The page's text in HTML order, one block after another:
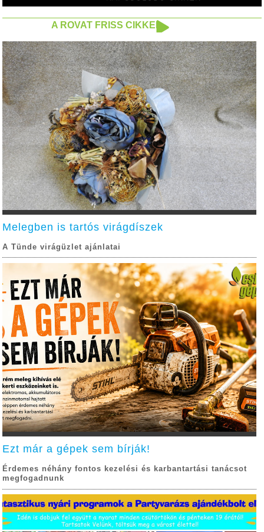
A ROVAT FRISS CIKKEI
Melegben is tartós virágdíszek
A Tünde virágüzlet ajánlatai
Ezt már a gépek sem bírják!
Érdemes néhány fontos kezelési és karbantartási tanácsot
megfogadnunk